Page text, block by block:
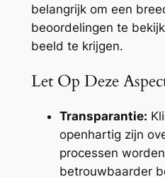
belangrijk om een
beoordelingen te
beeld te krijgen.
Let Op Deze
Transparantie:
openhartig zijn
processen
betrouwbaarder